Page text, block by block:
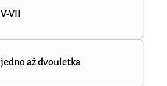
V-VII
jedno až dvouletka